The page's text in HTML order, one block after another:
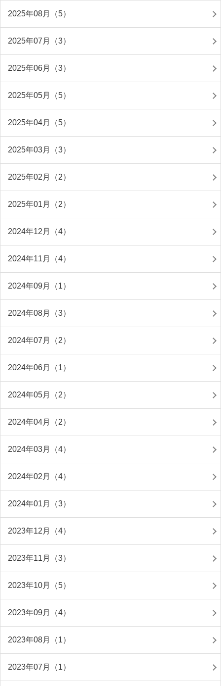
2025年08月（5）
2025年07月（3）
2025年06月（3）
2025年05月（5）
2025年04月（5）
2025年03月（3）
2025年02月（2）
2025年01月（2）
2024年12月（4）
2024年11月（4）
2024年09月（1）
2024年08月（3）
2024年07月（2）
2024年06月（1）
2024年05月（2）
2024年04月（2）
2024年03月（4）
2024年02月（4）
2024年01月（3）
2023年12月（4）
2023年11月（3）
2023年10月（5）
2023年09月（4）
2023年08月（1）
2023年07月（1）